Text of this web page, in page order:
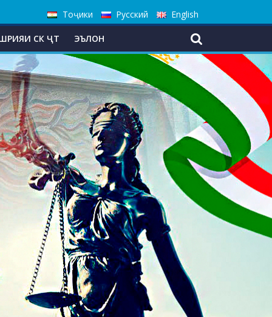
Тоҷики Русский English
СК ҶТ ЭЪЛОН